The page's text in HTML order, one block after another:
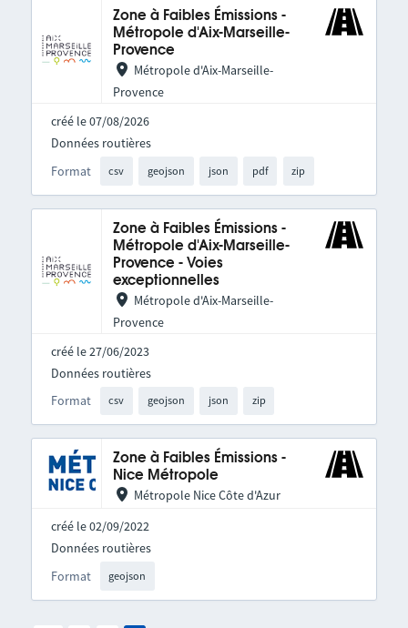
Zone à Faibles Émissions -
Métropole d'Aix-Marseille-
Provence
Métropole d'Aix-Marseille-
Provence
créé le 07/08/2026
Format csv geojson json pdf zip
Données routières
Zone à Faibles Émissions -
Métropole d'Aix-Marseille-
Provence - Voies
exceptionnelles
Métropole d'Aix-Marseille-
Provence
créé le 27/06/2023
Format csv geojson json zip
Données routières
Zone à Faibles Émissions -
Nice Métropole
Métropole Nice Côte d'Azur
créé le 02/09/2022
Format geojson
Données routières